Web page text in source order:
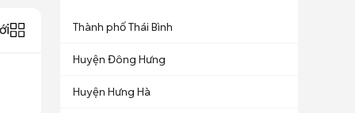
Thành phố Thái Bình
Huyện Đông Hưng
Huyện Hưng Hà